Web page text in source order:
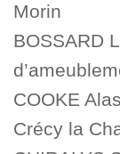
Morin
BOSSARD
COOKE
Crécy la